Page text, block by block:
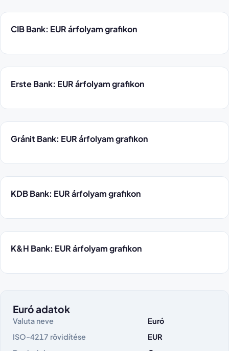
CIB Bank: EUR árfolyam grafikon
Erste Bank: EUR árfolyam grafikon
Gránit Bank: EUR árfolyam grafikon
KDB Bank: EUR árfolyam grafikon
K&H Bank: EUR árfolyam grafikon
Euró adatok
Valuta neve
Euró
ISO-4217 rövidítése
EUR